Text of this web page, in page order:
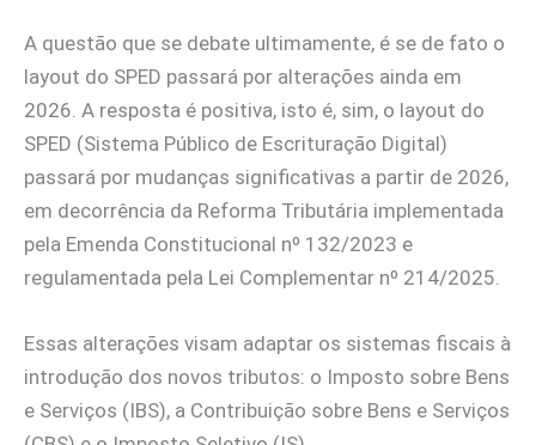
A questão que se debate ultimamente, é se de fato o
layout do SPED passará por alterações ainda em
2026. A resposta é positiva, isto é, sim, o layout do
SPED (Sistema Público de Escrituração Digital)
passará por mudanças significativas a partir de 2026,
em decorrência da Reforma Tributária implementada
pela Emenda Constitucional nº 132/2023 e
regulamentada pela Lei Complementar nº 214/2025.
Essas alterações visam adaptar os sistemas fiscais à
introdução dos novos tributos: o Imposto sobre Bens
e Serviços (IBS), a Contribuição sobre Bens e Serviços